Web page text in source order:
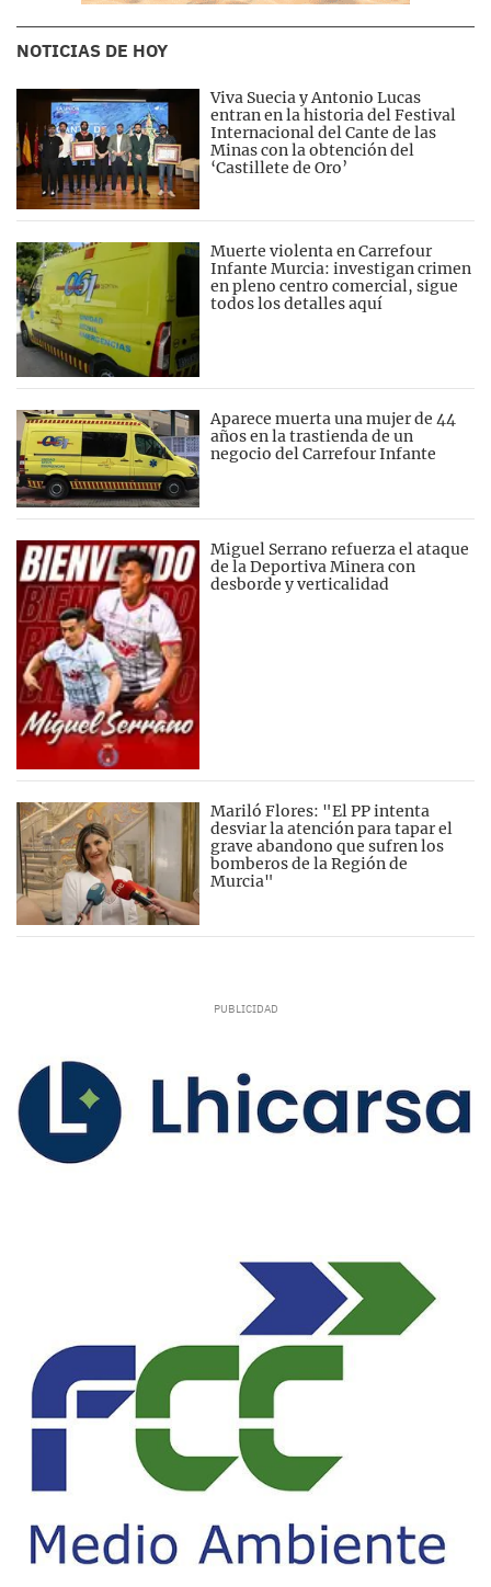
NOTICIAS DE HOY
Viva Suecia y Antonio Lucas
entran en la historia del Festival
Internacional del Cante de las
Minas con la obtención del
‘Castillete de Oro’
Muerte violenta en Carrefour
Infante Murcia: investigan crimen
en pleno centro comercial, sigue
todos los detalles aquí
Aparece muerta una mujer de 44
años en la trastienda de un
negocio del Carrefour Infante
Miguel Serrano refuerza el ataque
de la Deportiva Minera con
desborde y verticalidad
Mariló Flores: "El PP intenta
desviar la atención para tapar el
grave abandono que sufren los
bomberos de la Región de
Murcia"